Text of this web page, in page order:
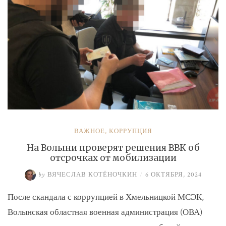
ВАЖНОЕ, КОРРУПЦИЯ
На Волыни проверят решения ВВК об
отсрочках от мобилизации
by ВЯЧЕСЛАВ КОТЁНОЧКИН / 6 ОКТЯБРЯ, 2024
После скандала с коррупцией в Хмельницкой МСЭК,
Волынская областная военная администрация (ОВА)